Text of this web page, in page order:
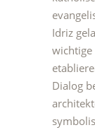
Idriz
wichtige
Dialog